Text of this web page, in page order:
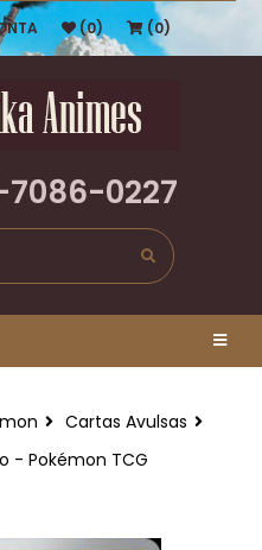
(0) (0)
7086-0227
Cartas Avulsas
- Pokémon TCG